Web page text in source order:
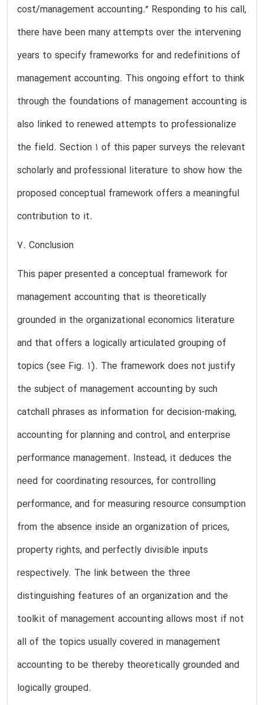
cost/management accounting.” Responding to his call,
there have been many attempts over the intervening
years to specify frameworks for and redefinitions of
management accounting. This ongoing effort to think
through the foundations of management accounting is
also linked to renewed attempts to professionalize
the field. Section 1 of this paper surveys the relevant
scholarly and professional literature to show how the
proposed conceptual framework offers a meaningful
contribution to it.
7. Conclusion
This paper presented a conceptual framework for
management accounting that is theoretically
grounded in the organizational economics literature
and that offers a logically articulated grouping of
topics (see Fig. 1). The framework does not justify
the subject of management accounting by such
catchall phrases as information for decision-making,
accounting for planning and control, and enterprise
performance management. Instead, it deduces the
need for coordinating resources, for controlling
performance, and for measuring resource consumption
from the absence inside an organization of prices,
property rights, and perfectly divisible inputs
respectively. The link between the three
distinguishing features of an organization and the
toolkit of management accounting allows most if not
all of the topics usually covered in management
accounting to be thereby theoretically grounded and
logically grouped.